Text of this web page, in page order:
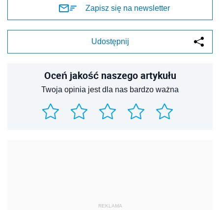
Zapisz się na newsletter
Udostępnij
Oceń jakość naszego artykułu
Twoja opinia jest dla nas bardzo ważna
REKLAMA